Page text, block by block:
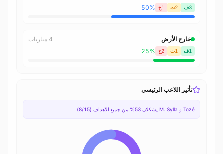
3ف 2ت 1خ 50%
خارج الأرض 4 مباريات
1ف 1ت 2خ 25%
تأثير اللاعب الرئيسي
Tozé و M. Sylla يشكلان 53% من جميع الأهداف (8/15).